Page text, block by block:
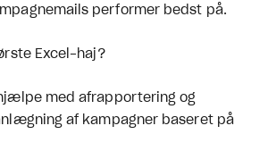
performer bedst på.
Excel-haj?
med afrapportering og
af kampagner baseret på